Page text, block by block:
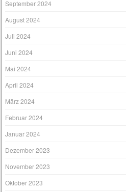
September 2024
August 2024
Juli 2024
Juni 2024
Mai 2024
April 2024
März 2024
Februar 2024
Januar 2024
Dezember 2023
November 2023
Oktober 2023